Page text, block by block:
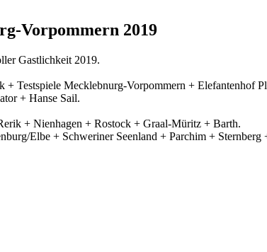
Vorpommern 2019
Gastlichkeit 2019.
Testspiele Mecklebnurg-Vorpommern + Elefantenhof
+ Hanse Sail.
+ Nienhagen + Rostock + Graal-Müritz + Barth.
Elbe + Schweriner Seenland + Parchim +